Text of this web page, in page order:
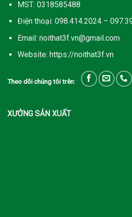
MST: 0318585488
Điện thoại: 098.414.2024 –
Email: noithat3f.vn@gmail.com
Website: https://noithat3f.vn
Theo dõi chúng tôi trên:
XƯỞNG SẢN XUẤT